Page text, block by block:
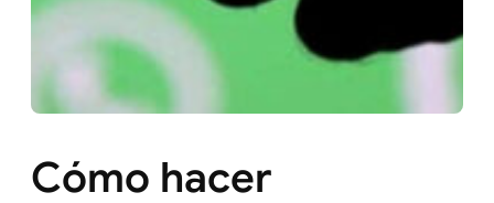
Cómo hacer